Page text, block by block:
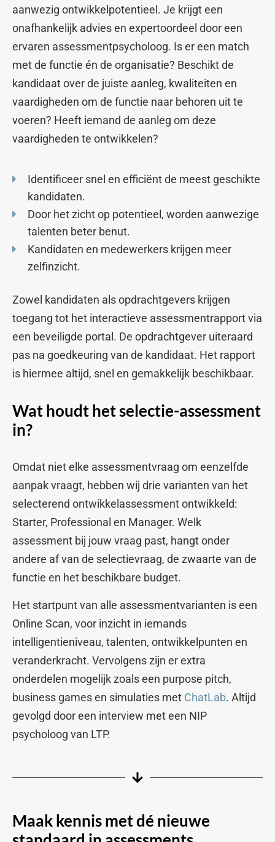
aanwezig ontwikkelpotentieel. Je krijgt een
onafhankelijk advies en expertoordeel door een
ervaren assessmentpsycholoog. Is er een match
met de functie én de organisatie? Beschikt de
kandidaat over de juiste aanleg, kwaliteiten en
vaardigheden om de functie naar behoren uit te
voeren? Heeft iemand de aanleg om deze
vaardigheden te ontwikkelen?
Identificeer snel en efficiënt de meest geschikte
kandidaten.
Door het zicht op potentieel, worden aanwezige
talenten beter benut.
Kandidaten en medewerkers krijgen meer
zelfinzicht.
Zowel kandidaten als opdrachtgevers krijgen
toegang tot het interactieve assessmentrapport via
een beveiligde portal. De opdrachtgever uiteraard
pas na goedkeuring van de kandidaat. Het rapport
is hiermee altijd, snel en gemakkelijk beschikbaar.
Wat houdt het selectie-assessment
in?
Omdat niet elke assessmentvraag om eenzelfde
aanpak vraagt, hebben wij drie varianten van het
selecterend ontwikkelassessment ontwikkeld:
Starter, Professional en Manager. Welk
assessment bij jouw vraag past, hangt onder
andere af van de selectievraag, de zwaarte van de
functie en het beschikbare budget.
Het startpunt van alle assessmentvarianten is een
Online Scan, voor inzicht in iemands
intelligentieniveau, talenten, ontwikkelpunten en
veranderkracht. Vervolgens zijn er extra
onderdelen mogelijk zoals een purpose pitch,
business games en simulaties met ChatLab. Altijd
gevolgd door een interview met een NIP
psycholoog van LTP.
Maak kennis met dé nieuwe